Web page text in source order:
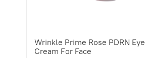
Wrinkle Prime Rose PDRN Eye
Cream For Face